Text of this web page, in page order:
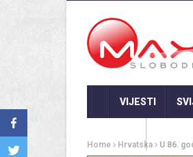
VIJESTI
Home Hrvatska U 86.